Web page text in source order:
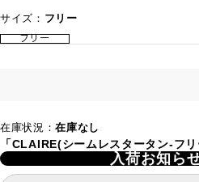
サイズ： フリー
フリー
在庫状況：在庫なし
「CLAIRE(シームレスタータン-フ
入荷お知ら